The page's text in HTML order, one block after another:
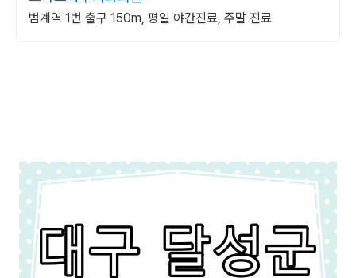
범계역 1번 출구 150m, 평일 야간진료, 주말 진료